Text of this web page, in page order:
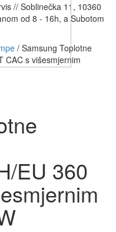
// Soblinečka 11, 10360
od 8 - 16h, a Subotom
/ Samsung Toplotne
CAC s višesmjernim
EU 360